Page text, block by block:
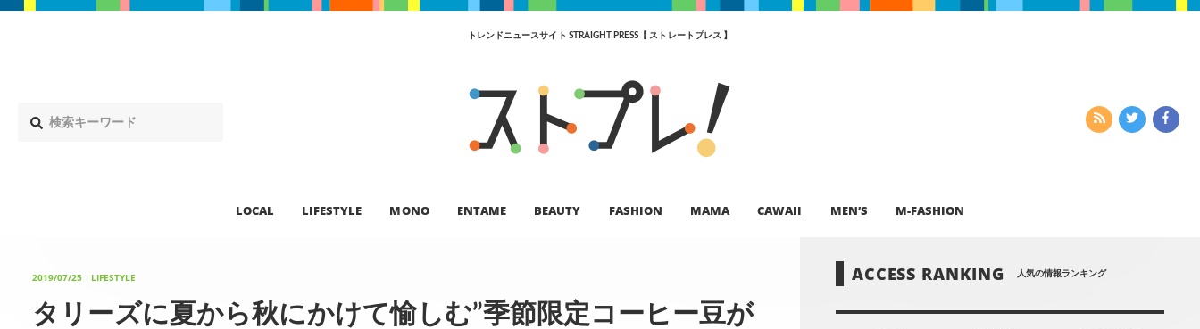
トレンドニュースサイト STRAIGHT PRESS【 ストレートプレス 】
LOCAL LIFESTYLE MONO ENTAME BEAUTY FASHION MAMA CAWAII MEN’S M-FASHION
2019/07/25 LIFESTYLE
タリーズに夏から秋にかけて愉しむ”季節限定コーヒー豆が
ACCESS RANKING 人気の情報ランキング